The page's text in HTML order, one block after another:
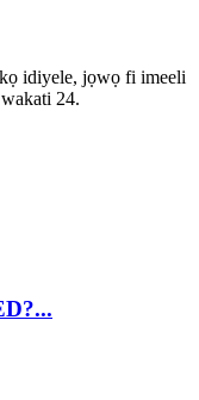
idiyele, jọwọ fi imeeli
24.